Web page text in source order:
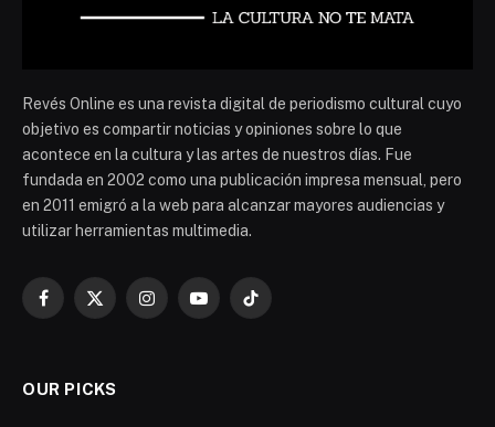
Revés Online es una revista digital de periodismo cultural cuyo
objetivo es compartir noticias y opiniones sobre lo que
acontece en la cultura y las artes de nuestros días. Fue
fundada en 2002 como una publicación impresa mensual, pero
en 2011 emigró a la web para alcanzar mayores audiencias y
utilizar herramientas multimedia.
Facebook
X
InstagramYouTubeTikTok
OUR PICKS